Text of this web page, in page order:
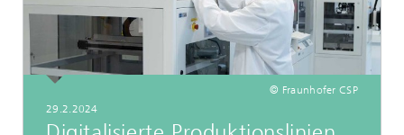
© Fraunhofer CSP
29.2.2024